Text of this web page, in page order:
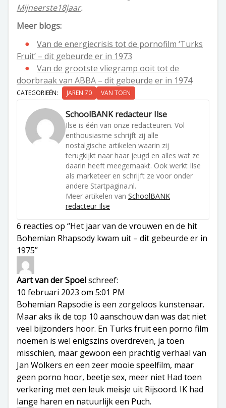
Mijneerste18jaar.
Meer blogs:
Van de energiecrisis tot de pornofilm ‘Turks
Fruit’ – dit gebeurde er in 1973
Van de grootste vliegramp ooit tot de
doorbraak van ABBA – dit gebeurde er in 1974
CATEGORIEËN: JAREN 70 VAN TOEN
SchoolBANK redacteur Ilse
Ilse is één van onze redacteuren. Vol
enthousiasme schrijft zij alle
nostalgische artikelen waarin zij
terugkijkt naar haar jeugd en alles wat ze
daarin heeft meegemaakt. Ook werkt Ilse
als marketeer en schrijft ze voor onder
andere Startpagina.nl.
Meer artikelen van SchoolBANK
redacteur Ilse
6 reacties op “Het jaar van de vrouwen en de hit
Bohemian Rhapsody kwam uit – dit gebeurde er in
1975”
Aart van der Spoelschreef:
10 februari 2023 om 5:01 PM
Bohemian Rapsodie is een zorgeloos kunstenaar.
Maar aks ik de top 10 aanschouw dan was dat niet
veel bijzonders hoor. En Turks fruit een porno film
noemen is wel enigszins overdreven, ja toen
misschien, maar gewoon een prachtig verhaal van
Jan Wolkers en een zeer mooie speelfilm, maar
geen porno hoor, beetje sex, meer niet Had toen
verkering met een leuk meisje uit Rijsoord. IK had
lange haren en natuurlijk een Puch.